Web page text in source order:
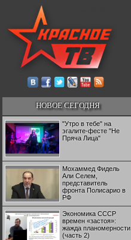
НОВОЕ СЕГОДНЯ
"Утро в тебе" на
эгалите-фесте "Не
Пряча Лица"
Мохаммед Фидель
Али Селем,
представитель
фронта Полисарио в
РФ
Экономика СССР
времен «застоя»:
жажда планомерности
(часть 2)